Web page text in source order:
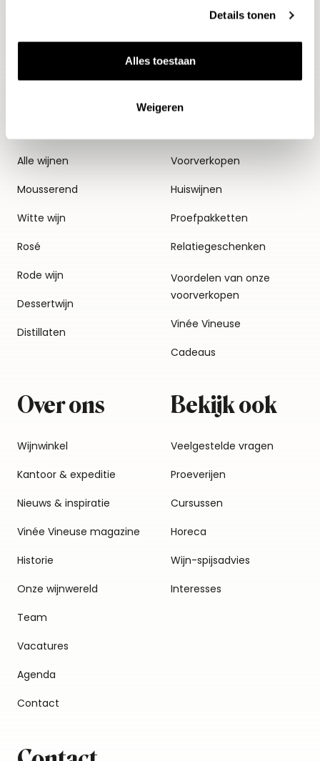
Details tonen
Alles toestaan
Weigeren
Alle wijnen
Mousserend
Witte wijn
Rosé
Rode wijn
Dessertwijn
Distillaten
Thema's
Voorverkopen
Huiswijnen
Proefpakketten
Relatiegeschenken
Voordelen van onze
voorverkopen
Vinée Vineuse
Cadeaus
Over ons
Wijnwinkel
Kantoor & expeditie
Nieuws & inspiratie
Vinée Vineuse magazine
Historie
Onze wijnwereld
Team
Vacatures
Agenda
Contact
Bekijk ook
Veelgestelde vragen
Proeverijen
Cursussen
Horeca
Wijn-spijsadvies
Interesses